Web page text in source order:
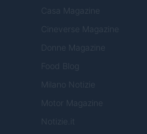
Casa Magazine
Cineverse Magazine
Donne Magazine
Food Blog
Milano Notizie
Motor Magazine
Notizie.it